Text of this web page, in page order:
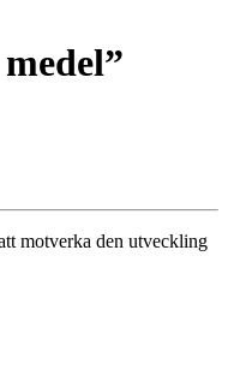
motverka den utveckling